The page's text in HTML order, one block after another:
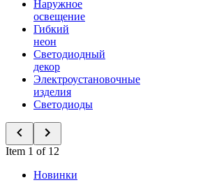
Наружное
освещение
Гибкий
неон
Светодиодный
декор
Электроустановочные
изделия
Светодиоды
Item 1 of 12
Новинки